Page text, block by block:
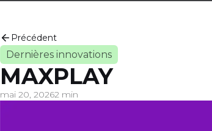
Précédent
Dernières innovations
MAXPLAY
mai 20, 20262 min